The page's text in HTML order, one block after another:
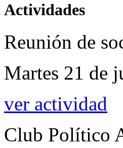
Actividades
Reunión de
Martes 21 de
ver actividad
Club Político